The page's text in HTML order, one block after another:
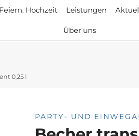
Hochzeit Leistungen
Über uns
0,25 l
PARTY- UND